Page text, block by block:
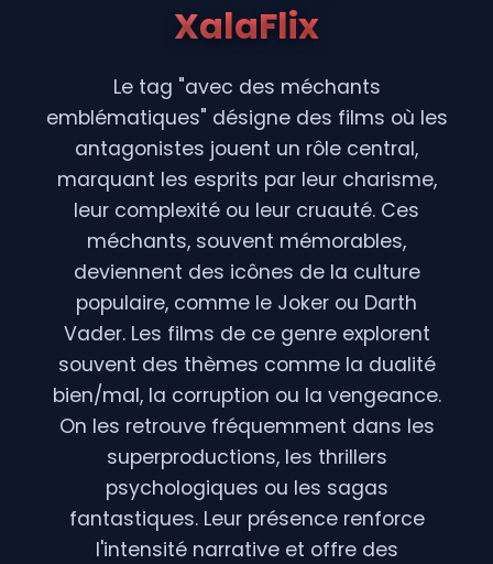
XalaFlix
Le tag "avec des méchants
emblématiques" désigne des films où les
antagonistes jouent un rôle central,
marquant les esprits par leur charisme,
leur complexité ou leur cruauté. Ces
méchants, souvent mémorables,
deviennent des icônes de la culture
populaire, comme le Joker ou Darth
Vader. Les films de ce genre explorent
souvent des thèmes comme la dualité
bien/mal, la corruption ou la vengeance.
On les retrouve fréquemment dans les
superproductions, les thrillers
psychologiques ou les sagas
fantastiques. Leur présence renforce
l'intensité narrative et offre des